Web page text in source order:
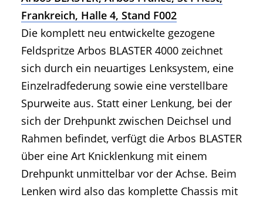
Frankreich, Halle 4, Stand F002
Die komplett neu entwickelte gezogene
Feldspritze Arbos BLASTER 4000 zeichnet
sich durch ein neuartiges Lenksystem, eine
Einzelradfederung sowie eine verstellbare
Spurweite aus. Statt einer Lenkung, bei der
sich der Drehpunkt zwischen Deichsel und
Rahmen befindet, verfügt die Arbos BLASTER
über eine Art Knicklenkung mit einem
Drehpunkt unmittelbar vor der Achse. Beim
Lenken wird also das komplette Chassis mit